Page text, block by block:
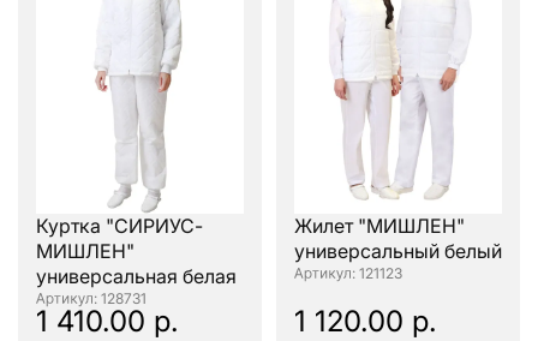
Куртка "СИРИУС-
МИШЛЕН"
универсальная белая
: 128731
1 410.00 р.
Жилет "МИШЛЕН"
универсальный белый
: 121123
1 120.00 р.